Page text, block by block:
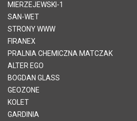
MIERZEJEWSKI-1
SAN-WET
STRONY WWW
FIRANEX
PRALNIA CHEMICZNA MATCZAK
ALTER EGO
BOGDAN GLASS
GEOZONE
KOLET
GARDINIA